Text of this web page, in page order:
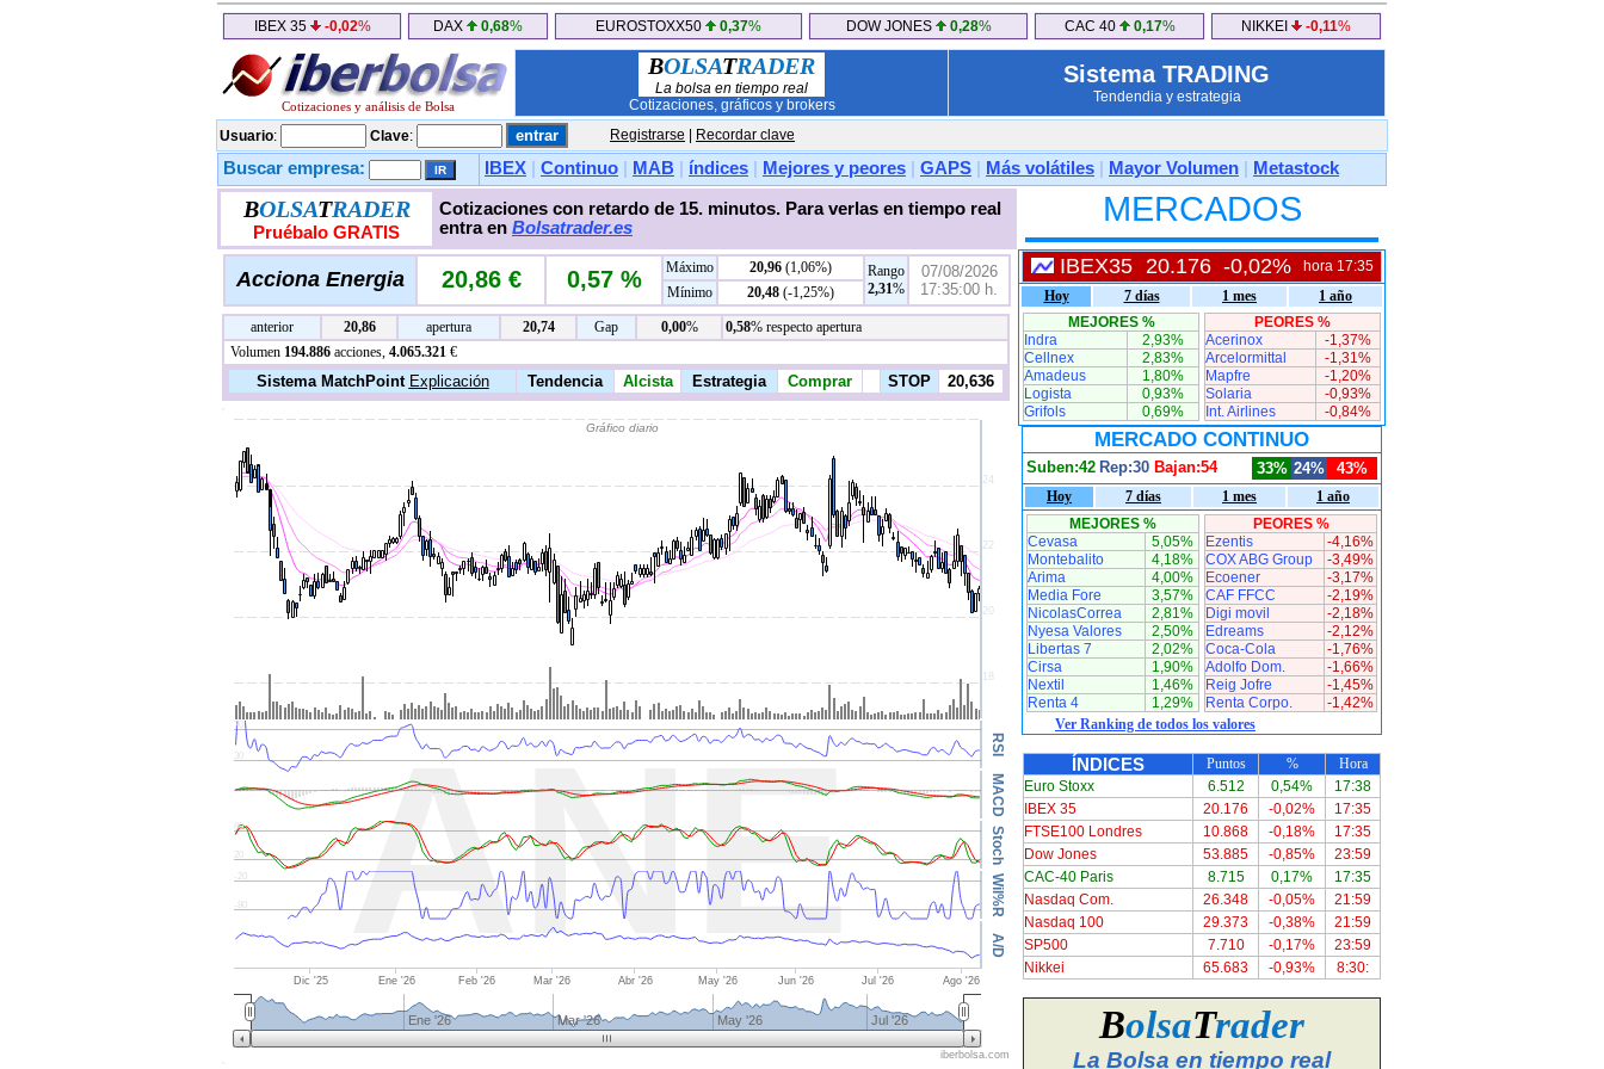
IBEX 35 -0,02% DAX 0,68% EUROSTOXX50 0,37% DOW JONES 0,28% CAC 40 0,17% NIKKEI -0,11%
Cotizaciones y análisis de Bolsa
BOLSATRADER
La bolsa en tiempo real
Cotizaciones, gráficos y brokers
Sistema TRADING
Tendendia y estrategia
Usuario: Clave: Registrarse Recordar clave
Buscar empresa: IBEX Continuo MAB índices Mejores y peores GAPS Más volátiles Mayor Volumen Metastock
BOLSATRADER
Pruébalo GRATIS
Cotizaciones con retardo de 15. minutos. Para verlas en tiempo real
entra en Bolsatrader.es
Acciona Energia 20,86 € 0,57 % Máximo 20,96 (1,06%)
Rango
2,31%
07/08/2026
17:35:00 h.
Mínimo 20,48 (-1,25%)
anterior 20,86 apertura 20,74 Gap 0,00% 0,58% respecto apertura
Volumen 194.886 acciones, 4.065.321 €
MERCADOS
IBEX35 20.176 -0,02%
hora 17:35
Hoy
7 días 1 mes
1 año
MEJORES %
Indra
2,93%
Cellnex
2,83%
Amadeus
1,80%
Logista
0,93%
Grifols
0,69%
PEORES %
Acerinox
-1,37%
Arcelormittal
-1,31%
Mapfre
-1,20%
Solaria
-0,93%
Int. Airlines
-0,84%
MERCADO CONTINUO
Suben:42 Rep:30 Bajan:54 33% 24% 43%
Hoy 7 días 1 mes
1 año
MEJORES %
Cevasa
5,05%
Montebalito
4,18%
Arima
4,00%
Media Fore
3,57%
NicolasCorrea
2,81%
Nyesa Valores
2,50%
Libertas 7
2,02%
Cirsa
1,90%
Nextil
1,46%
Renta 4
1,29%
PEORES %
Ezentis
-4,16%
COX ABG Group
-3,49%
Ecoener
-3,17%
CAF FFCC
-2,19%
Digi movil
-2,18%
Edreams
-2,12%
Coca-Cola
-1,76%
Adolfo Dom.
-1,66%
Reig Jofre
-1,45%
Renta Corpo.
-1,42%
Ver Ranking de todos los valores
ÍNDICES Puntos %
Hora
Euro Stoxx
6.512 0,54%
17:38
IBEX 35
20.176 -0,02%
17:35
FTSE100 Londres
10.868 -0,18%
17:35
Dow Jones
53.885 -0,85%
23:59
CAC-40 Paris
8.715 0,17%
17:35
Nasdaq Com.
26.348 -0,05%
21:59
Nasdaq 100
29.373 -0,38%
21:59
SP500
7.710 -0,17%
23:59
Nikkei
65.683 -0,93% 8:30:
BolsaTrader
La Bolsa en tiempo real